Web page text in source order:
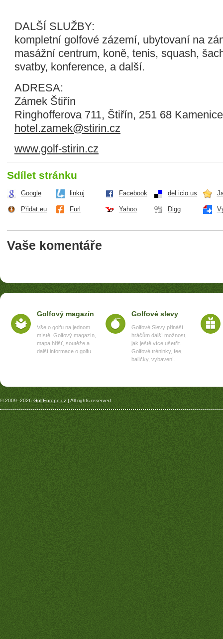
DALŠÍ SLUŽBY:
kompletní golfové zázemí, ubytovaní na
masážní centrum, koně, tenis, squash,
svatby, konference, a další.
ADRESA:
Zámek Štiřín
Ringhofferova 711, Štiřín, 251 68 Kamenice
hotel.zamek@stirin.cz
www.golf-stirin.cz
Sdílet stránku
Google linkuj Facebook del.icio.us
Přidat.eu Furl Yahoo Digg
Vaše komentáře
Golfový magazín
Vše o golfu na jednom
místě. Golfový magazín,
mapa hřišť, soutěže a
další informace o golfu.
Golfové slevy
Golfové Slevy přináší
hráčům další možnost,
jak ještě více ušetřit.
Golfové tréninky, fee,
balíčky, vybavení.
© 2009–2026 GolfEurope.cz| All rights reserved